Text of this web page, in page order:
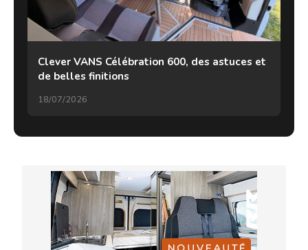
Clever VANS Célébration 600, des astuces et
de belles finitions
18/07/2026